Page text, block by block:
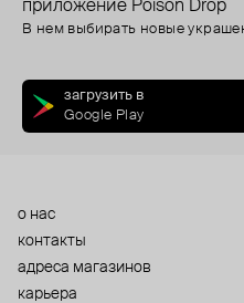
приложение Poison Drop
В нем выбирать новые
загрузить в
Google Play
о нас
контакты
адреса магазинов
карьера